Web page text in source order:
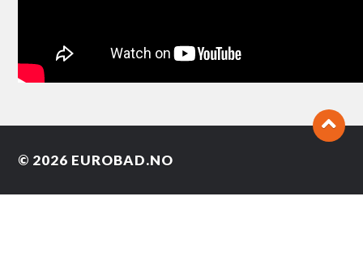
© 2026 EUROBAD.NO